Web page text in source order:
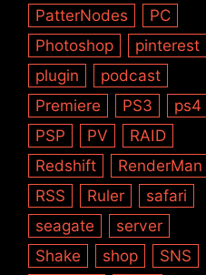
PatterNodes
PC
Photoshop
pinterest
plugin
podcast
Premiere
PS3
ps4
PSP
PV
RAID
Redshift
RenderMan
RSS
Ruler
safari
seagate
server
Shake
shop
SNS